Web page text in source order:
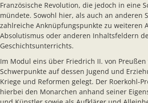
Französische Revolution, die jedoch in eine
mündete. Sowohl hier, als auch an anderen
zahlreiche Anknüpfungspunkte zu weiteren
Absolutismus oder anderen Inhaltsfeldern
Geschichtsunterrichts.
Im Modul eins über Friedrich II. von
Schwerpunkte auf dessen Jugend und
Kriege und Reformen gelegt. Der Roerkohl-
hierbei den Monarchen anhand seiner